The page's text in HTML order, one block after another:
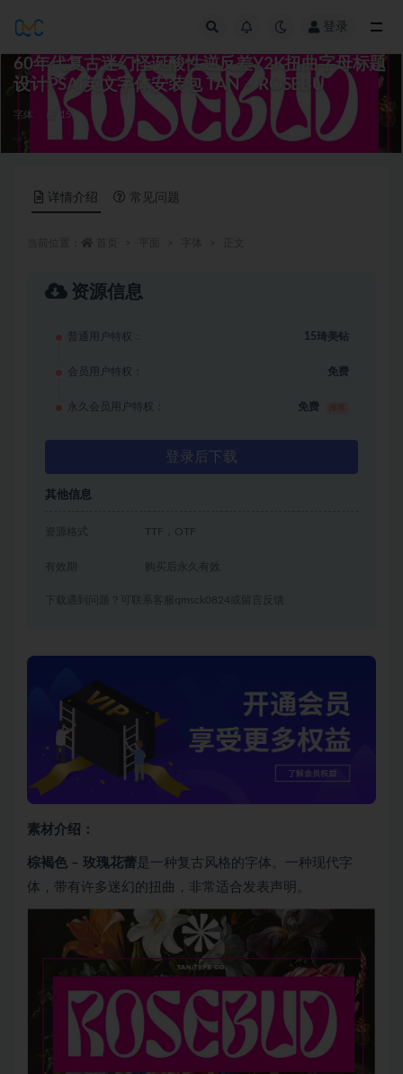
登录
60年代复古迷幻怪诞酸性逆反差Y2K扭曲字母标题
设计PSAI英文字体安装包 TAN – ROSEBU
字体 15
详情介绍 常见问题
资源信息
普通用户特权： 15琦美钻
会员用户特权： 免费
永久会员用户特权： 免费
登录后下载
其他信息
资源格式 TTF，OTF
有效期 购买后永久有效
下载遇到问题？可联系客服qmsck0824或留言反馈
素材介绍：
棕褐色 – 玫瑰花蕾是一种复古风格的字体。一种现代字
体，带有许多迷幻的扭曲，非常适合发表声明。